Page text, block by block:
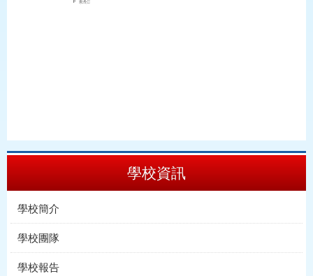
學校資訊
學校簡介
學校團隊
學校報告